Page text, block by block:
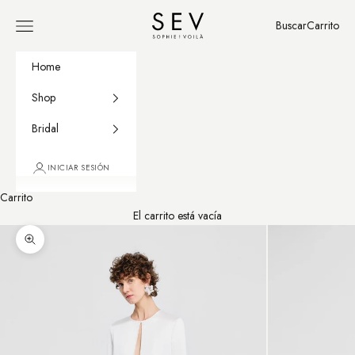
Sophie et Voilà
Menú Buscar
BuscarCarrito
Carrito
Home
Shop
Bridal
INICIAR SESIÓN
Carrito
El carrito está vacía
Zoom